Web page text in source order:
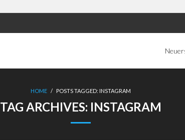
HOME / POSTS TAGGED: INSTAGRAM
TAG ARCHIVES: INSTAGRAM